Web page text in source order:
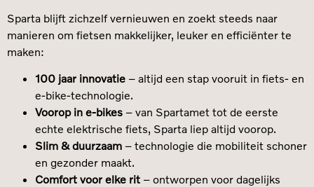
Sparta blijft zichzelf vernieuwen en zoekt steeds naar
manieren om fietsen makkelijker, leuker en efficiënter te
maken:
100 jaar innovatie – altijd een stap vooruit in fiets- en
e-bike-technologie.
Voorop in e-bikes – van Spartamet tot de eerste
echte elektrische fiets, Sparta liep altijd voorop.
Slim & duurzaam – technologie die mobiliteit schoner
en gezonder maakt.
Comfort voor elke rit – ontworpen voor dagelijks